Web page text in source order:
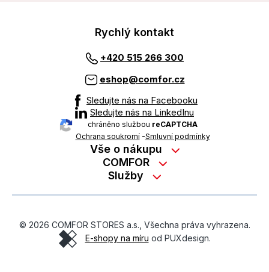
Rychlý kontakt
+420 515 266 300
eshop@comfor.cz
Sledujte nás na Facebooku
Sledujte nás na LinkedInu
chráněno službou reCAPTCHA
Ochrana soukromí-Smluvní podmínky
Vše o nákupu
Nákup na splátky
Možnosti platby
Obchodní podmínky
Ochrana osobních údajů
COMFOR
Kontakty
Kariéra
O revimarketu
Služby
On-line podpora
© 2026 COMFOR STORES a.s., Všechna práva vyhrazena.
E-shopy na míru od PUXdesign.